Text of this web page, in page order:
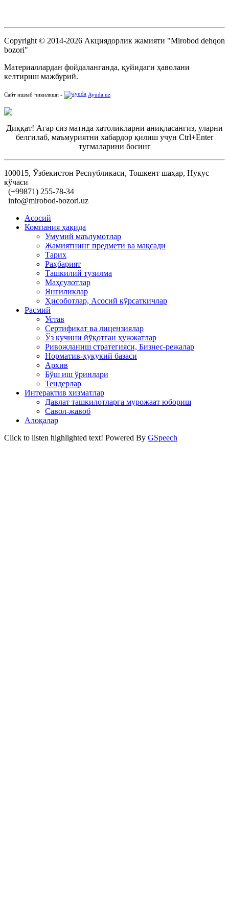
Copyright © 2014-2026 Акциядорлик жамияти "Mirobod dehqon
bozori"
Материаллардан фойдаланганда, қуйидаги ҳаволани
келтириш мажбурий.
Сайт ишлаб чикилиши - Ayuda.uz
Диққат! Агар сиз матнда хатоликларни аниқласангиз, уларни
белгилаб, маъмуриятни хабардор қилиш учун Ctrl+Enter
тугмаларини босинг
100015, Ўзбекистон Республикаси, Тошкент шаҳар, Нукус
кўчаси
(+99871) 255-78-34
info@mirobod-bozori.uz
Асосий
Компания ҳақида
Умумий маълумотлар
Жамиятнинг предмети ва мақсади
Тарих
Раҳбарият
Ташкилий тузилма
Маҳсулотлар
Янгиликлар
Ҳисоботлар, Асосий кўрсаткичлар
Расмий
Устав
Сертификат ва лицензиялар
Ўз кучини йўқотган ҳужжатлар
Ривожланиш стратегияси, Бизнес-режалар
Норматив-ҳуқукий базаси
Архив
Бўш иш ўринлари
Тендерлар
Интерактив хизматлар
Давлат ташкилотларга мурожаат юбориш
Савол-жавоб
Алоқалар
Click to listen highlighted text! Powered By GSpeech